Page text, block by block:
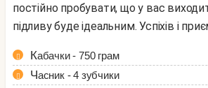
постійно пробувати, що у вас
підливу буде ідеальним. Успіхів і
Кабачки - 750 грам
Часник - 4 зубчики